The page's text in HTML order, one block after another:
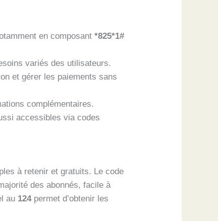
en composant*825*1#
variés des utilisateurs.
et gérer les paiements sans
complémentaires.
accessibles via codes
à retenir et gratuits. Le code
des abonnés, facile à
au 124permet d’obtenir les